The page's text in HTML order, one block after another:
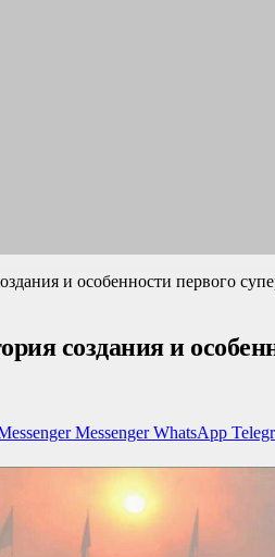
и особенности первого
создания и
Messenger WhatsApp